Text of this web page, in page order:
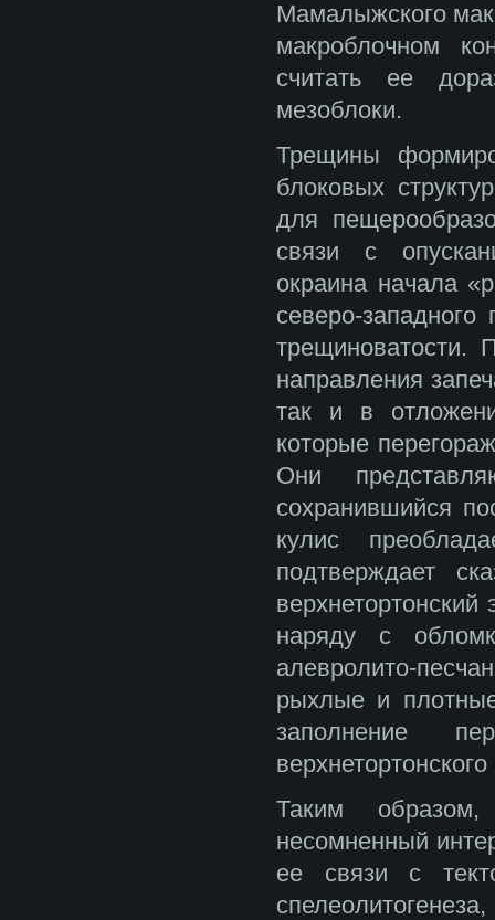
Мамалыжского
макроблочном
считать ее
мезоблоки.
Трещины
блоковых
для
связи с
окраина начала
северо-
трещиноватости.
направления
так и в
которые
Они
сохранившийся
кулис
подтверждает
наряду с
алевролито-
рыхлые и
заполнение
Таким
несомненный
ее связи с